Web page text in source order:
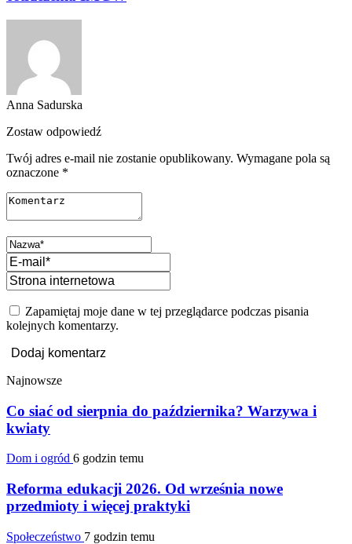
Anna Sadurska
Zostaw odpowiedź
Twój adres e-mail nie zostanie opublikowany. Wymagane pola są
oznaczone *
Zapamiętaj moje dane w tej przeglądarce podczas pisania
kolejnych komentarzy.
Najnowsze
Co siać od sierpnia do października? Warzywa i
kwiaty
Dom i ogród 6 godzin temu
Reforma edukacji 2026. Od września nowe
przedmioty i więcej praktyki
Społeczeństwo 7 godzin temu